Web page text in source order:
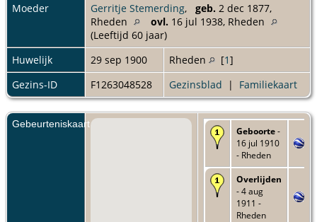
Moeder
Gerritje Stemerding, geb. 2 dec 1877,
Rheden
ovl. 16 jul 1938, Rheden
(Leeftijd 60 jaar)
Huwelijk
29 sep 1900 Rheden [1]
Gezins-ID
F1263048528 Gezinsblad | Familiekaart
Gebeurteniskaart
Geboorte-
16 jul 1910
- Rheden
Overlijden
- 4 aug
1911 -
Rheden